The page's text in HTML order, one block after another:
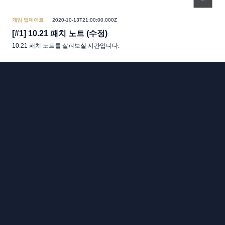
게임 업데이트 2020-10-13T21:00:00.000Z
[#1] 10.21 패치 노트 (수정)
10.21 패치 노트를 살펴보실 시간입니다.